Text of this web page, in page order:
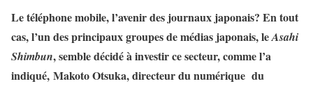
Le téléphone mobile, l’avenir des journaux japonais? En tout
cas, l’un des principaux groupes de médias japonais, leAsahi
Shimbun, semble décidé à investir ce secteur, comme l’a
indiqué, Makoto Otsuka, directeur du numérique du